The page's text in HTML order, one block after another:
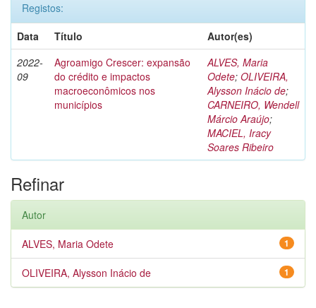
Registos:
Data
Título
Autor(es)
2022-
09
Agroamigo Crescer: expansão
do crédito e impactos
macroeconômicos nos
municípios
ALVES, Maria
Odete; OLIVEIRA,
Alysson Inácio de;
CARNEIRO, Wendell
Márcio Araújo;
MACIEL, Iracy
Soares Ribeiro
Refinar
Autor
1
ALVES, Maria Odete
1
OLIVEIRA, Alysson Inácio de